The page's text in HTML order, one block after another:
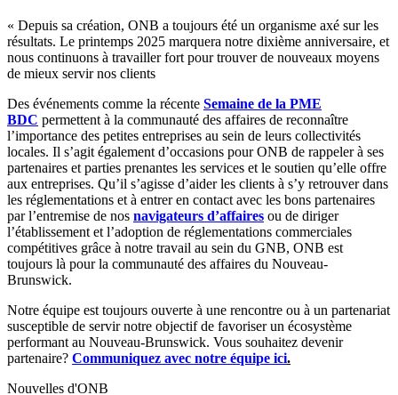
« Depuis sa création, ONB a toujours été un organisme axé sur les
résultats. Le printemps 2025 marquera notre dixième anniversaire, et
nous continuons à travailler fort pour trouver de nouveaux moyens
de mieux servir nos clients
Des événements comme la récente Semaine de la PME
BDC permettent à la communauté des affaires de reconnaître
l’importance des petites entreprises au sein de leurs collectivités
locales. Il s’agit également d’occasions pour ONB de rappeler à ses
partenaires et parties prenantes les services et le soutien qu’elle offre
aux entreprises. Qu’il s’agisse d’aider les clients à s’y retrouver dans
les réglementations et à entrer en contact avec les bons partenaires
par l’entremise de nos navigateurs d’affaires ou de diriger
l’établissement et l’adoption de réglementations commerciales
compétitives grâce à notre travail au sein du GNB, ONB est
toujours là pour la communauté des affaires du Nouveau-
Brunswick.
Notre équipe est toujours ouverte à une rencontre ou à un partenariat
susceptible de servir notre objectif de favoriser un écosystème
performant au Nouveau-Brunswick. Vous souhaitez devenir
partenaire? Communiquez avec notre équipe ici.
Nouvelles d'ONB